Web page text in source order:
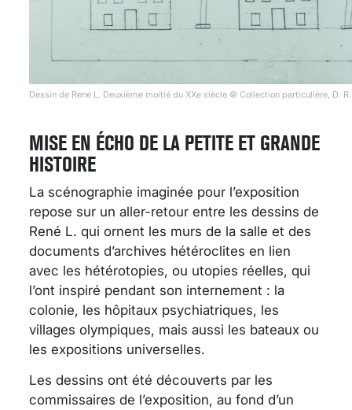
Dessin de René L. Deuxième moitié du XXe siècle © Collection particulière, D. R.
MISE EN ÉCHO DE LA PETITE ET GRANDE
HISTOIRE
La scénographie imaginée pour l’exposition
repose sur un aller-retour entre les dessins de
René L. qui ornent les murs de la salle et des
documents d’archives hétéroclites en lien
avec les hétérotopies, ou utopies réelles, qui
l’ont inspiré pendant son internement : la
colonie, les hôpitaux psychiatriques, les
villages olympiques, mais aussi les bateaux ou
les expositions universelles.
Les dessins ont été découverts par les
commissaires de l’exposition, au fond d’un